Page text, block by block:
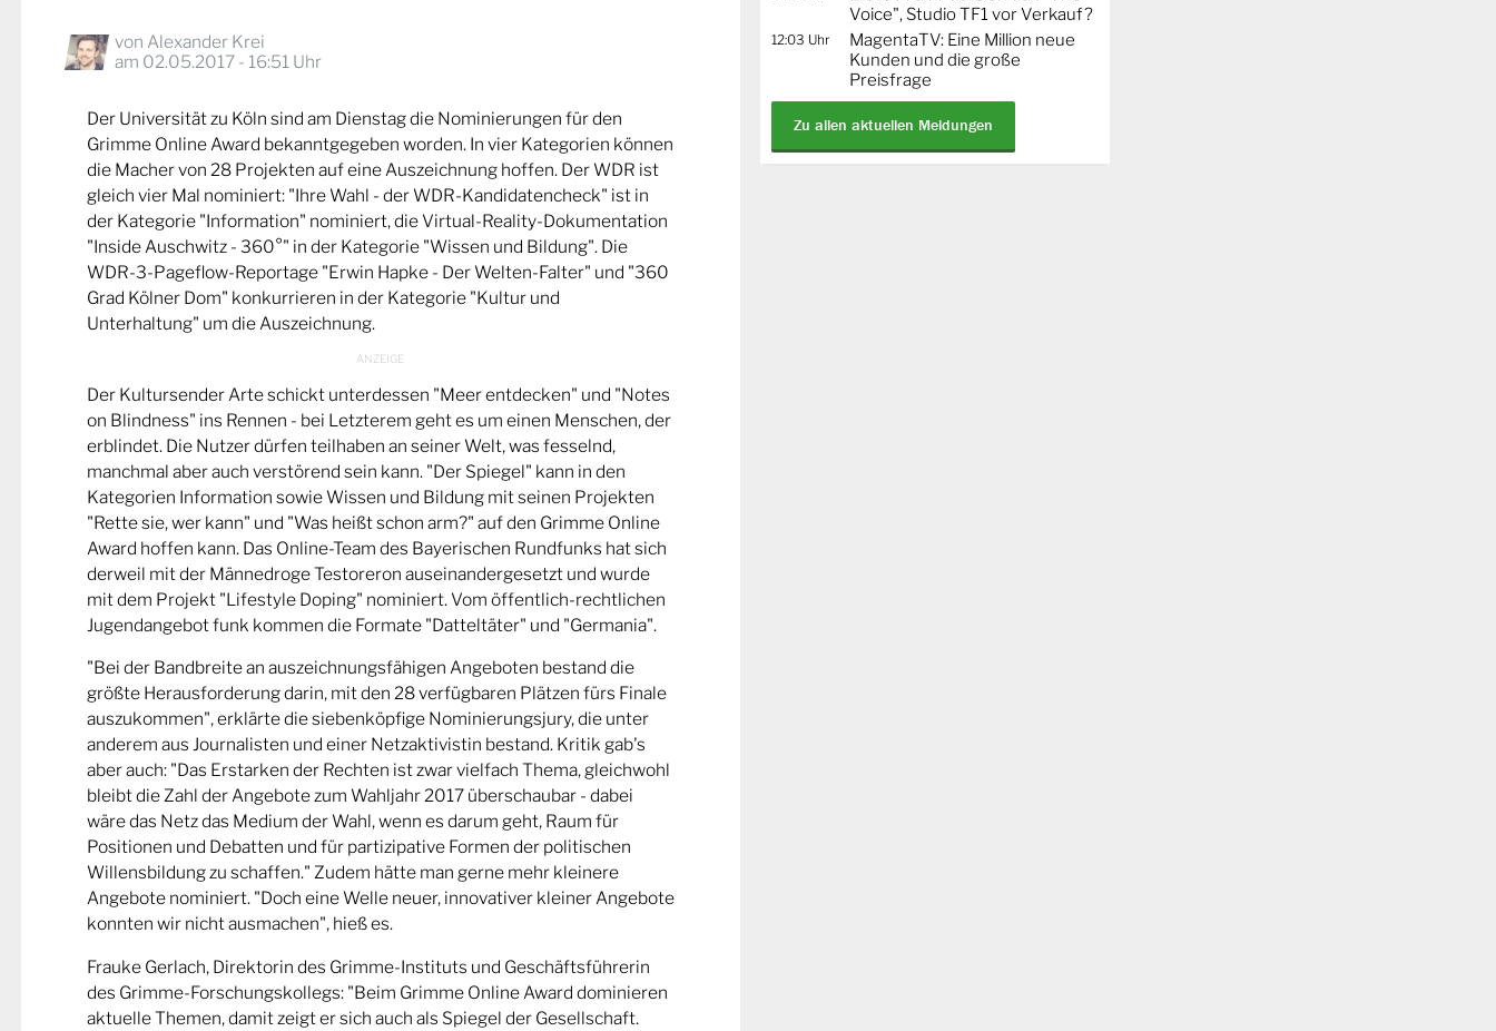
von Alexander Krei
am 02.05.2017 - 16:51 Uhr
Der Universität zu Köln sind am Dienstag die Nominierungen für den
Grimme Online Award bekanntgegeben worden. In vier Kategorien können
die Macher von 28 Projekten auf eine Auszeichnung hoffen. Der WDR ist
gleich vier Mal nominiert: "Ihre Wahl - der WDR-Kandidatencheck" ist in
der Kategorie "Information" nominiert, die Virtual-Reality-Dokumentation
"Inside Auschwitz - 360°" in der Kategorie "Wissen und Bildung". Die
WDR-3-Pageflow-Reportage "Erwin Hapke - Der Welten-Falter" und "360
Grad Kölner Dom" konkurrieren in der Kategorie "Kultur und
Unterhaltung" um die Auszeichnung.
Der Kultursender Arte schickt unterdessen "Meer entdecken" und "Notes
on Blindness" ins Rennen - bei Letzterem geht es um einen Menschen, der
erblindet. Die Nutzer dürfen teilhaben an seiner Welt, was fesselnd,
manchmal aber auch verstörend sein kann. "Der Spiegel" kann in den
Kategorien Information sowie Wissen und Bildung mit seinen Projekten
"Rette sie, wer kann" und "Was heißt schon arm?" auf den Grimme Online
Award hoffen kann. Das Online-Team des Bayerischen Rundfunks hat sich
derweil mit der Männedroge Testoreron auseinandergesetzt und wurde
mit dem Projekt "Lifestyle Doping" nominiert. Vom öffentlich-rechtlichen
Jugendangebot funk kommen die Formate "Datteltäter" und "Germania".
"Bei der Bandbreite an auszeichnungsfähigen Angeboten bestand die
größte Herausforderung darin, mit den 28 verfügbaren Plätzen fürs Finale
auszukommen", erklärte die siebenköpfige Nominierungsjury, die unter
anderem aus Journalisten und einer Netzaktivistin bestand. Kritik gab's
aber auch: "Das Erstarken der Rechten ist zwar vielfach Thema, gleichwohl
bleibt die Zahl der Angebote zum Wahljahr 2017 überschaubar - dabei
wäre das Netz das Medium der Wahl, wenn es darum geht, Raum für
Positionen und Debatten und für partizipative Formen der politischen
Willensbildung zu schaffen." Zudem hätte man gerne mehr kleinere
Angebote nominiert. "Doch eine Welle neuer, innovativer kleiner Angebote
konnten wir nicht ausmachen", hieß es.
Frauke Gerlach, Direktorin des Grimme-Instituts und Geschäftsführerin
des Grimme-Forschungskollegs: "Beim Grimme Online Award dominieren
aktuelle Themen, damit zeigt er sich auch als Spiegel der Gesellschaft.
Voice", Studio TF1 vor Verkauf?
12:03 Uhr
MagentaTV: Eine Million neue
Kunden und die große
Preisfrage
Zu allen aktuellen Meldungen